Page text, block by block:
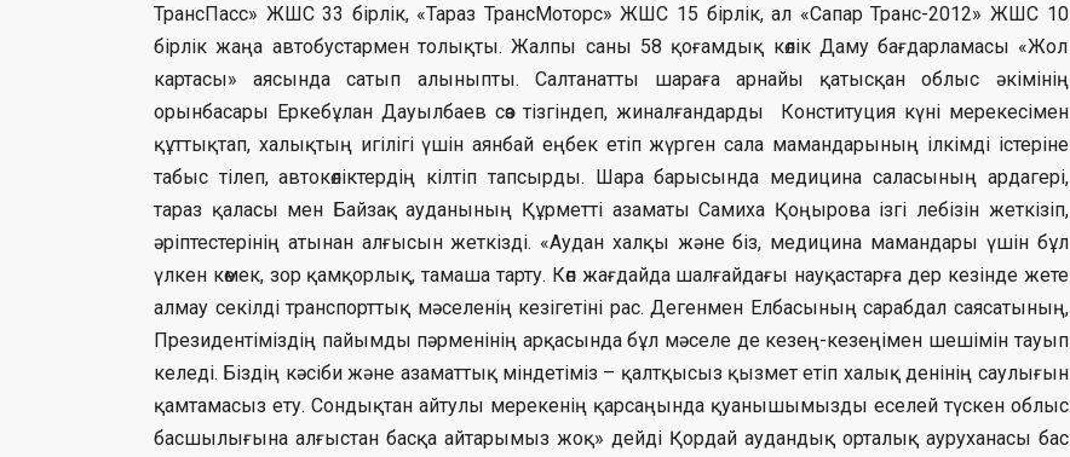
ТрансПасс» ЖШС 33 бірлік, «Тараз ТрансМоторс» ЖШС 15 бірлік, ал «Сапар Транс-2012» ЖШС 10
бірлік жаңа автобустармен толықты. Жалпы саны 58 қоғамдық көлік Даму бағдарламасы «Жол
картасы» аясында сатып алыныпты. Салтанатты шараға арнайы қатысқан облыс әкімінің
орынбасары Еркебұлан Дауылбаев сөз тізгіндеп, жиналғандарды Конституция күні мерекесімен
құттықтап, халықтың игілігі үшін аянбай еңбек етіп жүрген сала мамандарының ілкімді істеріне
табыс тілеп, автокөліктердің кілтіп тапсырды. Шара барысында медицина саласының ардагері,
тараз қаласы мен Байзақ ауданының Құрметті азаматы Самиха Қоңырова ізгі лебізін жеткізіп,
әріптестерінің атынан алғысын жеткізді. «Аудан халқы және біз, медицина мамандары үшін бұл
үлкен көмек, зор қамқорлық, тамаша тарту. Көп жағдайда шалғайдағы науқастарға дер кезінде жете
алмау секілді транспорттық мәселенің кезігетіні рас. Дегенмен Елбасының сарабдал саясатының,
Президентіміздің пайымды пәрменінің арқасында бұл мәселе де кезең-кезеңімен шешімін тауып
келеді. Біздің кәсіби және азаматтық міндетіміз – қалтқысыз қызмет етіп халық денінің саулығын
қамтамасыз ету. Сондықтан айтулы мерекенің қарсаңында қуанышымызды еселей түскен облыс
басшылығына алғыстан басқа айтарымыз жоқ» дейді Қордай аудандық орталық ауруханасы бас